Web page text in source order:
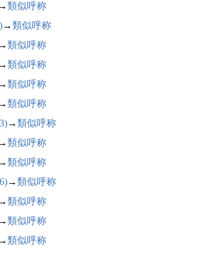
→類似呼称
→類似呼称
→類似呼称
→類似呼称
→類似呼称
→類似呼称
→類似呼称
→類似呼称
→類似呼称
→類似呼称
→類似呼称
→類似呼称
→類似呼称